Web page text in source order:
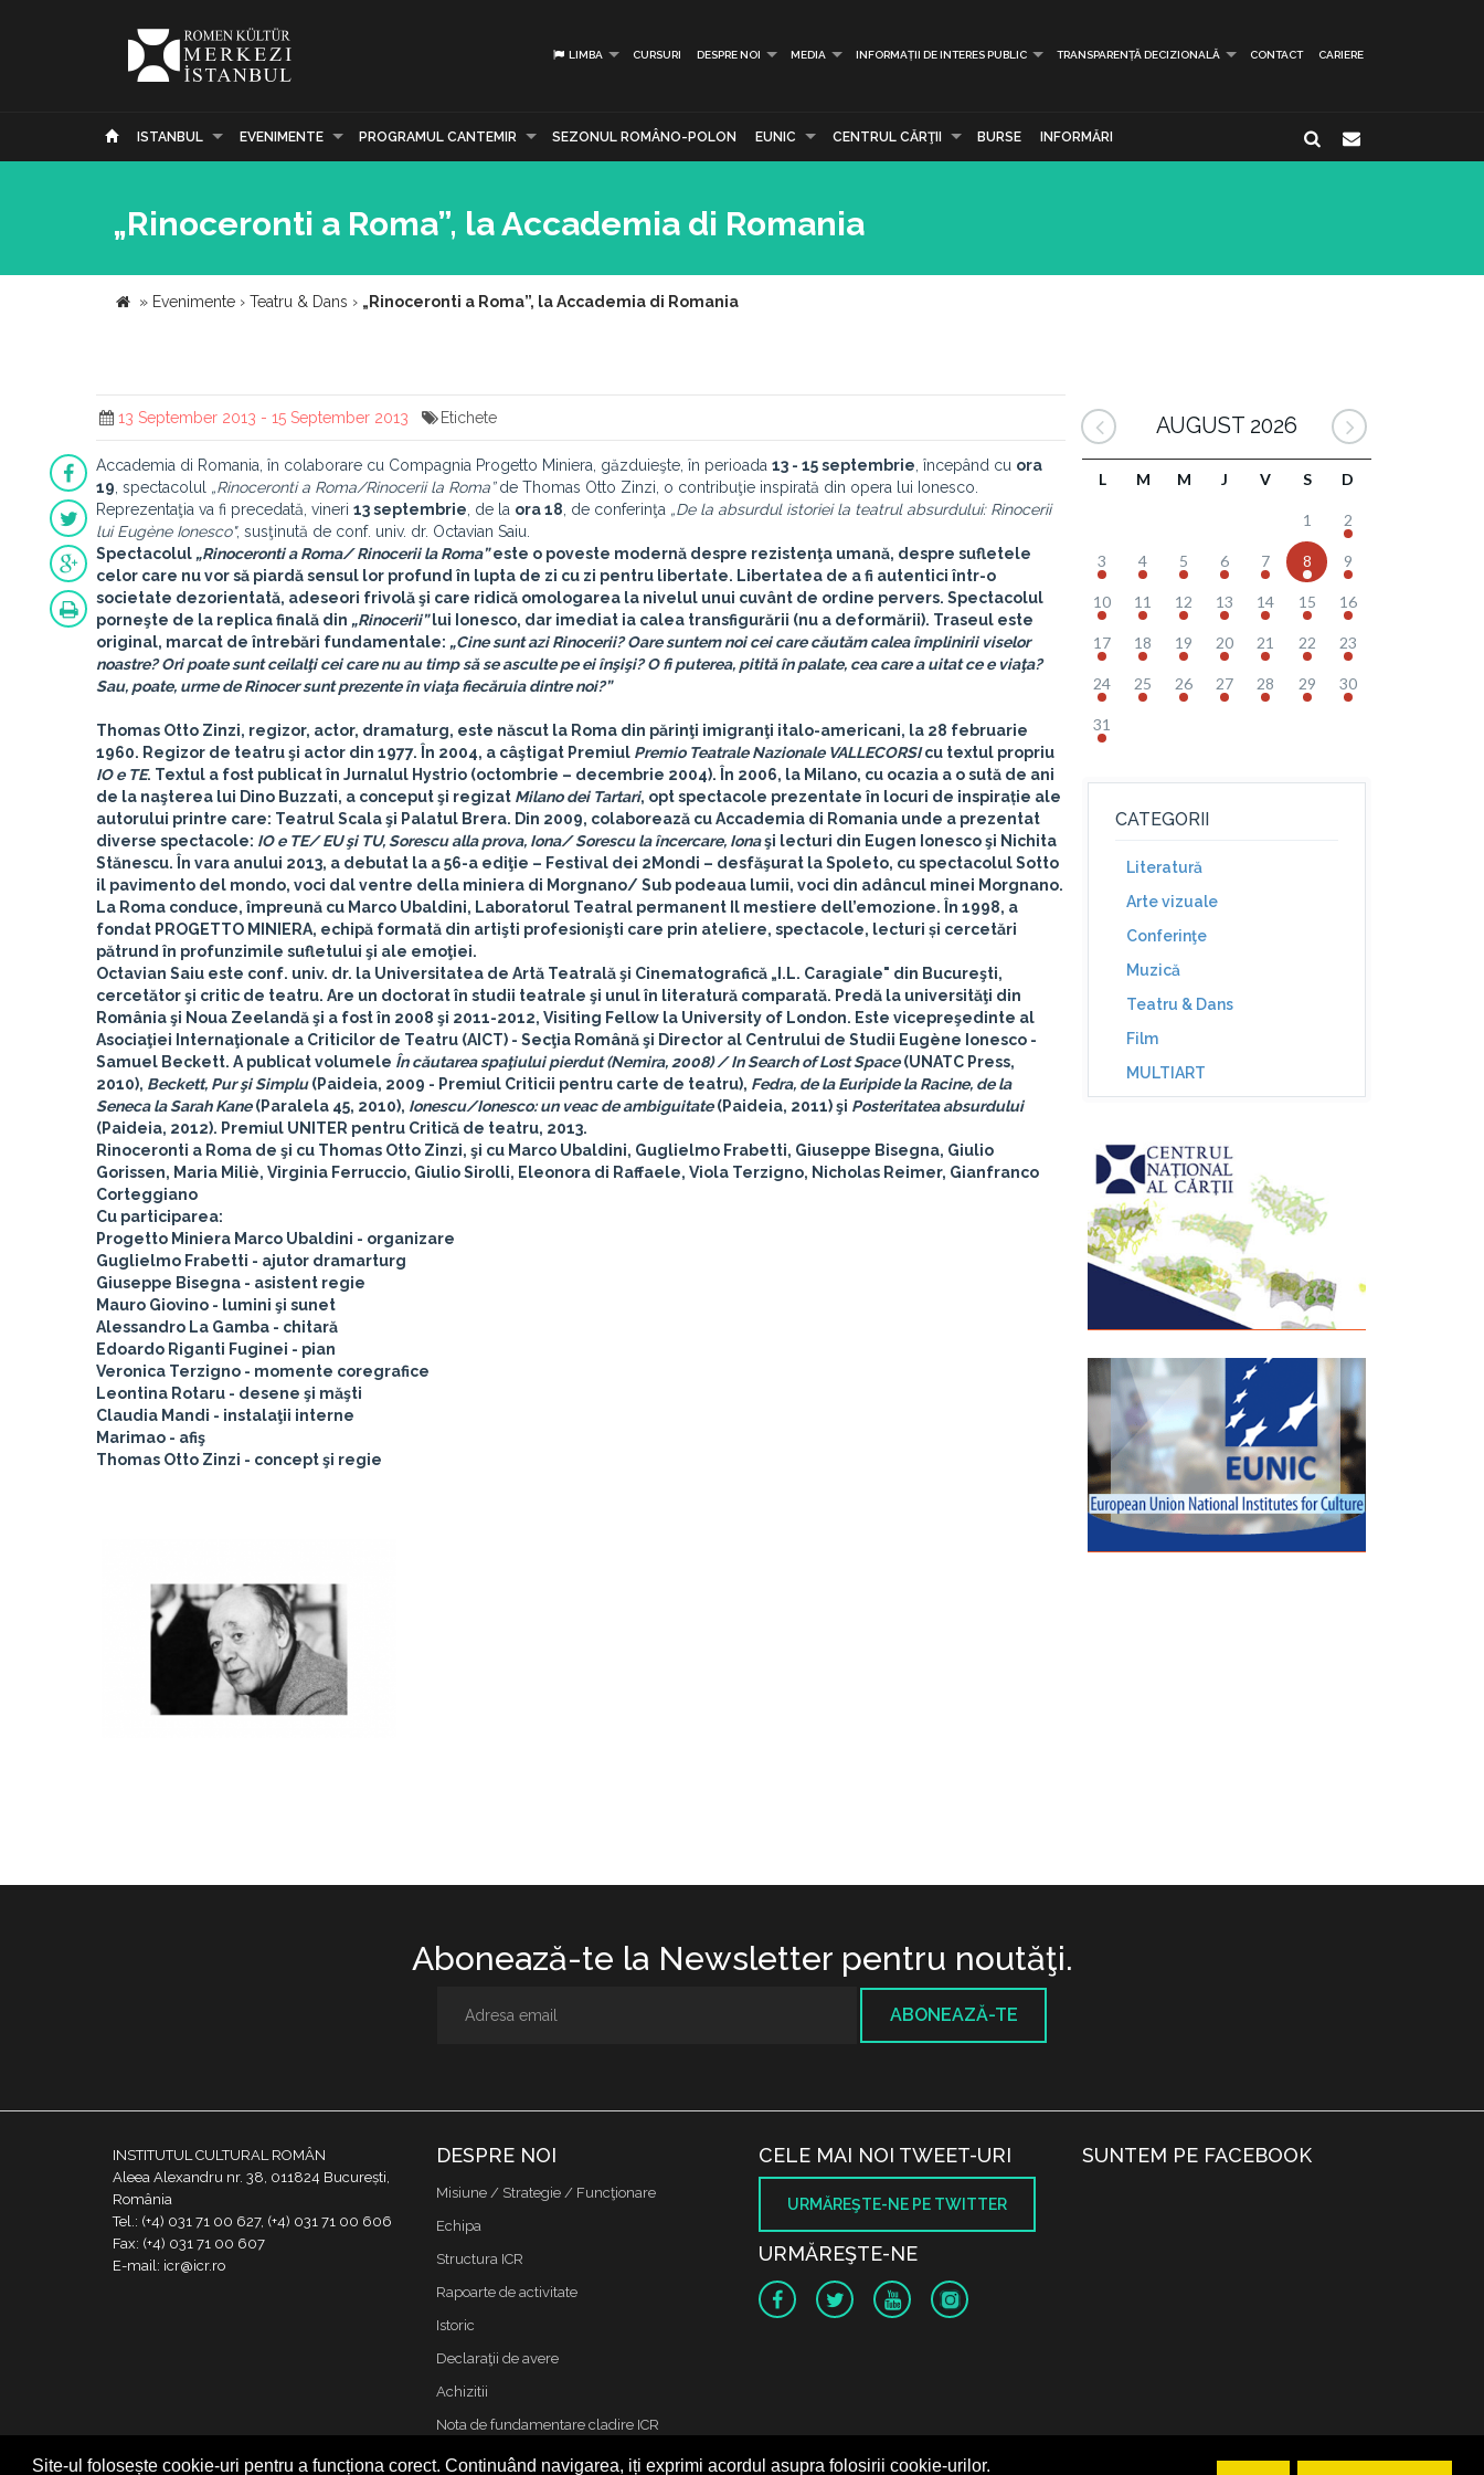
Site-ul folosește cookie-uri pentru a funcționa corect. Continuând navigarea, iți exprimi acordul asupra folosirii cookie-urilor.
LIMBA CURSURI DESPRE NOI MEDIA INFORMAȚII DE INTERES PUBLIC TRANSPARENȚĂ DECIZIONALĂ CONTACT CARIERE
ISTANBUL EVENIMENTE PROGRAMUL CANTEMIR SEZONUL ROMÂNO-POLON EUNIC CENTRUL CĂRŢII BURSE INFORMĂRI
„Rinoceronti a Roma”, la Accademia di Romania
» Evenimente › Teatru & Dans › „Rinoceronti a Roma”, la Accademia di Romania
13 September 2013 - 15 September 2013 Etichete
Accademia di Romania, în colaborare cu Compagnia Progetto Miniera, găzduieşte, în perioada 13 - 15 septembrie , începând cu ora
19 , spectacolul „Rinoceronti a Roma/Rinocerii la Roma”de Thomas Otto Zinzi, o contribuţie inspirată din opera lui Ionesco.
Reprezentaţia va fi precedată, vineri 13 septembrie , de la ora 18 , de conferinţa „De la absurdul istoriei la teatrul absurdului: Rinocerii
lui Eugène Ionesco", susţinută de conf. univ. dr. Octavian Saiu.
Spectacolul „Rinoceronti a Roma/ Rinocerii la Roma”este o poveste modernă despre rezistenţa umană, despre sufletele
celor care nu vor să piardă sensul lor profund în lupta de zi cu zi pentru libertate. Libertatea de a fi autentici într-o
societate dezorientată, adeseori frivolă şi care ridică omologarea la nivelul unui cuvânt de ordine pervers. Spectacolul
porneşte de la replica finală din „Rinocerii”lui Ionesco, dar imediat ia calea transfigurării (nu a deformării). Traseul este
original, marcat de întrebări fundamentale: „Cine sunt azi Rinocerii? Oare suntem noi cei care căutăm calea împlinirii viselor
noastre? Ori poate sunt ceilalţi cei care nu au timp să se asculte pe ei înşişi? O fi puterea, pitită în palate, cea care a uitat ce e viaţa?
Sau, poate, urme de Rinocer sunt prezente în viaţa fiecăruia dintre noi?”
Thomas Otto Zinzi, regizor, actor, dramaturg, este născut la Roma din părinţi imigranţi italo-americani, la 28 februarie
1960. Regizor de teatru şi actor din 1977. În 2004, a câştigat Premiul Premio Teatrale Nazionale VALLECORSIcu textul propriu
IO e TE. Textul a fost publicat în Jurnalul Hystrio (octombrie – decembrie 2004). În 2006, la Milano, cu ocazia a o sută de ani
de la naşterea lui Dino Buzzati, a conceput şi regizat Milano dei Tartari, opt spectacole prezentate în locuri de inspirație ale
autorului printre care: Teatrul Scala şi Palatul Brera. Din 2009, colaborează cu Accademia di Romania unde a prezentat
diverse spectacole: IO e TE/ EU şi TU, Sorescu alla prova, Iona/ Sorescu la încercare, Ionaşi lecturi din Eugen Ionesco şi Nichita
Stănescu. În vara anului 2013, a debutat la a 56-a ediţie – Festival dei 2Mondi – desfăşurat la Spoleto, cu spectacolul Sotto
il pavimento del mondo, voci dal ventre della miniera di Morgnano/ Sub podeaua lumii, voci din adâncul minei Morgnano.
La Roma conduce, împreună cu Marco Ubaldini, Laboratorul Teatral permanent Il mestiere dell’emozione. În 1998, a
fondat PROGETTO MINIERA, echipă formată din artişti profesionişti care prin ateliere, spectacole, lecturi și cercetări
pătrund în profunzimile sufletului şi ale emoţiei.
Octavian Saiu este conf. univ. dr. la Universitatea de Artă Teatrală şi Cinematografică „I.L. Caragiale" din Bucureşti,
cercetător şi critic de teatru. Are un doctorat în studii teatrale şi unul în literatură comparată. Predă la universităţi din
România şi Noua Zeelandă şi a fost în 2008 şi 2011-2012, Visiting Fellow la University of London. Este vicepreşedinte al
Asociaţiei Internaţionale a Criticilor de Teatru (AICT) - Secţia Română şi Director al Centrului de Studii Eugène Ionesco -
Samuel Beckett. A publicat volumele În căutarea spaţiului pierdut (Nemira, 2008) / In Search of Lost Space(UNATC Press,
2010), Beckett, Pur şi Simplu(Paideia, 2009 - Premiul Criticii pentru carte de teatru), Fedra, de la Euripide la Racine, de la
Seneca la Sarah Kane(Paralela 45, 2010), Ionescu/Ionesco: un veac de ambiguitate(Paideia, 2011) şi Posteritatea absurdului
(Paideia, 2012). Premiul UNITER pentru Critică de teatru, 2013.
Rinoceronti a Roma de şi cu Thomas Otto Zinzi, şi cu Marco Ubaldini, Guglielmo Frabetti, Giuseppe Bisegna, Giulio
Gorissen, Maria Miliè, Virginia Ferruccio, Giulio Sirolli, Eleonora di Raffaele, Viola Terzigno, Nicholas Reimer, Gianfranco
Corteggiano
Cu participarea:
Progetto Miniera Marco Ubaldini - organizare
Guglielmo Frabetti - ajutor dramarturg
Giuseppe Bisegna - asistent regie
Mauro Giovino - lumini şi sunet
Alessandro La Gamba - chitară
Edoardo Riganti Fuginei - pian
Veronica Terzigno - momente coregrafice
Leontina Rotaru - desene şi măşti
Claudia Mandi - instalaţii interne
Marimao - afiş
Thomas Otto Zinzi - concept şi regie
AUGUST 2026
L M M J V S D
1 2
3 4 5 6 7 8 9
10 11 12 13 14 15 16
17 18 19 20 21 22 23
24 25 26 27 28 29 30
31
CATEGORII
Literatură
Arte vizuale
Conferinţe
Muzică
Teatru & Dans
Film
MULTIART
Abonează-te la Newsletter pentru noutăţi.
ABONEAZĂ-TE
INSTITUTUL CULTURAL ROMÂN
Aleea Alexandru nr. 38, 011824 București,
România
Tel.: (+4) 031 71 00 627, (+4) 031 71 00 606
Fax: (+4) 031 71 00 607
E-mail: icr@icr.ro
DESPRE NOI
Misiune / Strategie / Funcţionare
Echipa
Structura ICR
Rapoarte de activitate
Istoric
Declaraţii de avere
Achizitii
Nota de fundamentare cladire ICR
Contact
CELE MAI NOI TWEET-URI
URMĂREŞTE-NE PE TWITTER
URMĂREŞTE-NE
SUNTEM PE FACEBOOK